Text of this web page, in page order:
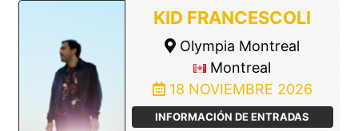
KID FRANCESCOLI
Olympia Montreal
Montreal
18 NOVIEMBRE 2026
INFORMACIÓN DE ENTRADAS